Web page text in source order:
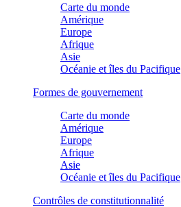
Carte du monde
Amérique
Europe
Afrique
Asie
Océanie et îles du Pacifique
Formes de gouvernement
Carte du monde
Amérique
Europe
Afrique
Asie
Océanie et îles du Pacifique
Contrôles de constitutionnalité